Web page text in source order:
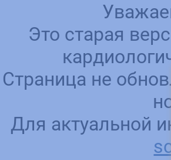
Это старая
Страница не
Для актуальной